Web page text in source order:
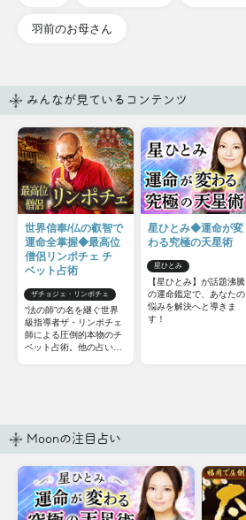
羽前のお母さん
みんなが見ているコンテンツ
世界信奉/仏の叡智で
運命全掌握◆最高位
僧侶リンポチェ チ
ベット占術
ザチョジェ・リンポチェ
“法の師”の名を継ぐ世界
級指導者ザ・リンポチェ
師による圧倒的本物のチ
ベット占術。他の占いと
星ひとみ◆運命が変
わる究極の天星術
星ひとみ
【星ひとみ】が話題沸騰
の運命鑑定で、あなたの
悩みを解決へと導きま
す！
Moonの注目占い